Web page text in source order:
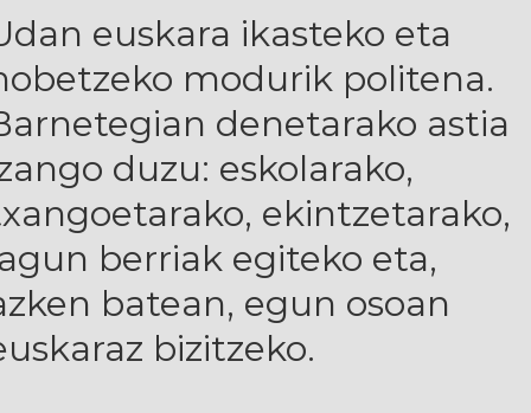
euskara ikasteko eta
modurik politena.
denetarako astia
duzu: eskolarako,
ekintzetarako,
berriak egiteko eta,
batean, egun osoan
bizitzeko.